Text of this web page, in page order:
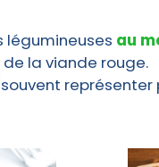
légumineuses au
la viande rouge.